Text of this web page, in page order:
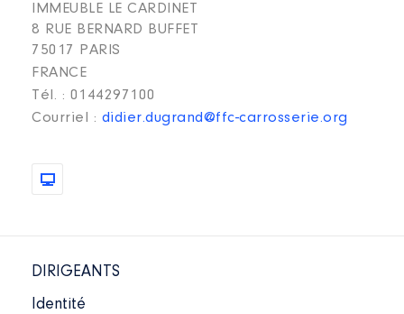
IMMEUBLE LE CARDINET
8 RUE BERNARD BUFFET
75017 PARIS
FRANCE
Tél. : 0144297100
Courriel : didier.dugrand@ffc-carrosserie.org
DIRIGEANTS
Identité